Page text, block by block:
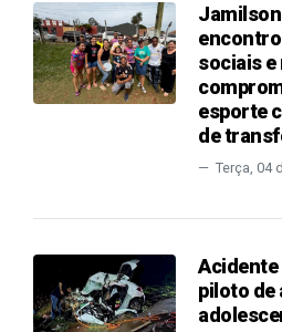
sociais
esporte
de
Terça, 04
Acidente
piloto de